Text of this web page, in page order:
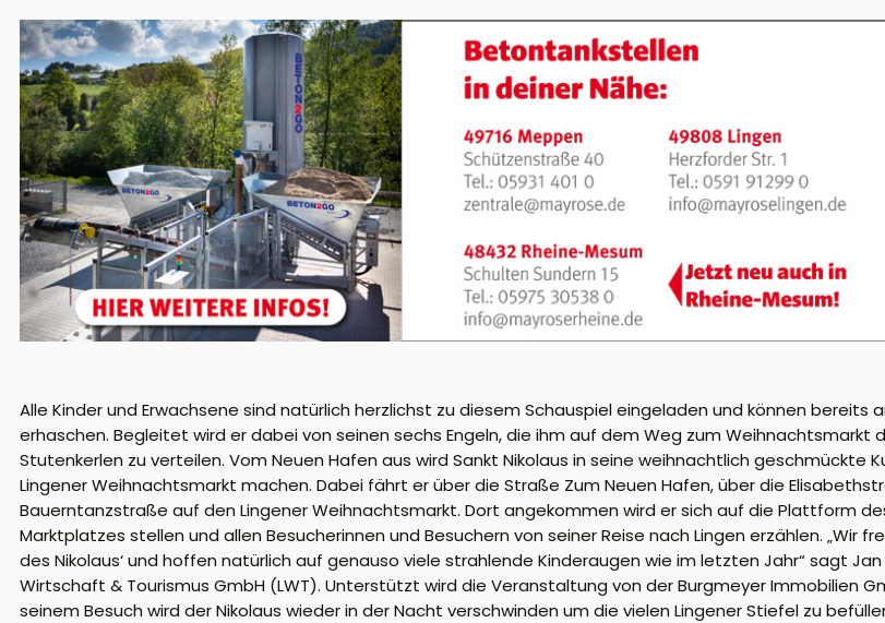
Alle Kinder und Erwachsene sind natürlich herzlichst zu diesem Schauspiel eingeladen und können bereits
erhaschen. Begleitet wird er dabei von seinen sechs Engeln, die ihm auf dem Weg zum Weihnachtsmarkt
Stutenkerlen zu verteilen. Vom Neuen Hafen aus wird Sankt Nikolaus in seine weihnachtlich geschmückte
Lingener Weihnachtsmarkt machen. Dabei fährt er über die Straße Zum Neuen Hafen, über die
Bauerntanzstraße auf den Lingener Weihnachtsmarkt. Dort angekommen wird er sich auf die Plattform
Marktplatzes stellen und allen Besucherinnen und Besuchern von seiner Reise nach Lingen erzählen. „Wir
des Nikolaus‘ und hoffen natürlich auf genauso viele strahlende Kinderaugen wie im letzten Jahr“ sagt
Wirtschaft & Tourismus GmbH (LWT). Unterstützt wird die Veranstaltung von der Burgmeyer Immobilien
seinem Besuch wird der Nikolaus wieder in der Nacht verschwinden um die vielen Lingener Stiefel zu